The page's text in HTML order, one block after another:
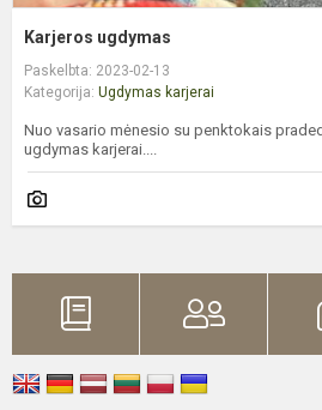
Karjeros ugdymas
Paskelbta: 2023-02-13
Kategorija: Ugdymas karjerai
Nuo vasario mėnesio su penktokais
ugdymas karjerai....